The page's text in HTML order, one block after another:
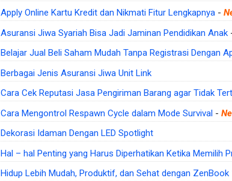
Apply Online Kartu Kredit dan Nikmati Fitur Lengkapnya-
Asuransi Jiwa Syariah Bisa Jadi Jaminan Pendidikan Anak
Belajar Jual Beli Saham Mudah Tanpa Registrasi Dengan
Berbagai Jenis Asuransi Jiwa Unit Link
Cara Cek Reputasi Jasa Pengiriman Barang agar Tidak
Cara Mengontrol Respawn Cycle dalam Mode Survival-
Dekorasi Idaman Dengan LED Spotlight
Hal – hal Penting yang Harus Diperhatikan Ketika Memilih
Hidup Lebih Mudah, Produktif, dan Sehat dengan ZenBook